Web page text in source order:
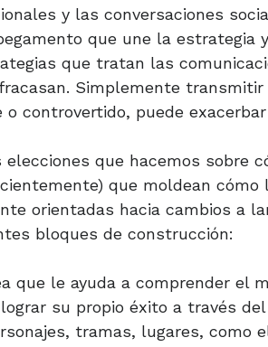
y las conversaciones
que une la estrategia
que tratan las
Simplemente
controvertido, puede
elecciones que hacemos sobre
que moldean cómo
orientadas hacia cambios a
bloques de construcción:
que le ayuda a comprender el
su propio éxito a través
tramas, lugares, como